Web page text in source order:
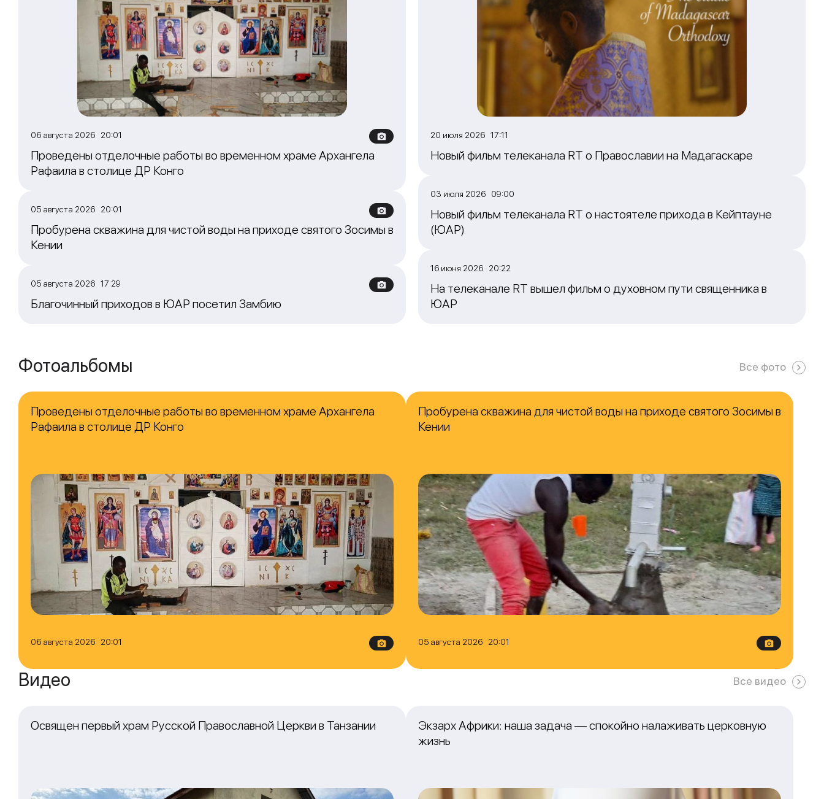
06 августа 2026 20:01
Проведены отделочные работы во временном храме Архангела
Рафаила в столице ДР Конго
05 августа 2026 20:01
Пробурена скважина для чистой воды на приходе святого Зосимы в
Кении
05 августа 2026 17:29
Благочинный приходов в ЮАР посетил Замбию
20 июля 2026 17:11
Новый фильм телеканала RT о Православии на Мадагаскаре
03 июля 2026 09:00
Новый фильм телеканала RT о настоятеле прихода в Кейптауне
(ЮАР)
16 июня 2026 20:22
На телеканале RT вышел фильм о духовном пути священника в
ЮАР
Фотоальбомы Все фото
06 августа 2026 20:01
Проведены отделочные работы во временном храме Архангела
Рафаила в столице ДР Конго
05 августа 2026 20:01
Пробурена скважина для чистой воды на приходе святого Зосимы в
Кении
Видео Все видео
Освящен первый храм Русской Православной Церкви в Танзании
Экзарх Африки: наша задача — спокойно налаживать церковную
жизнь